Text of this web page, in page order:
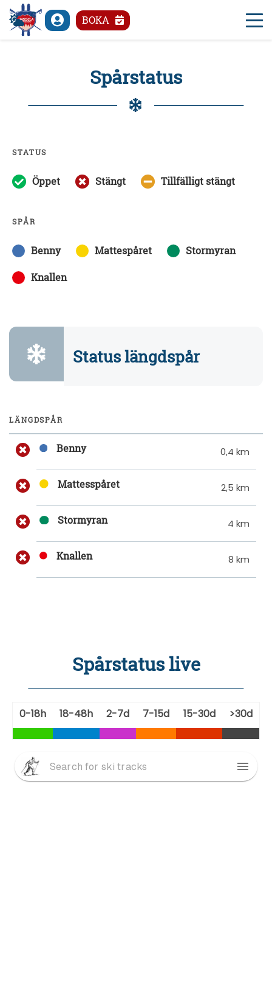
°C BOKA
Spårstatus
STATUS
Öppet Stängt Tillfälligt stängt
SPÅR
Benny Mattespåret
Stormyran
Knallen
Status längdspår
LÄNGDSPÅR
Benny 0,4 km
Mattesspåret 2,5 km
Stormyran 4 km
Knallen 8 km
Spårstatus live
0-18h 18-48h 2-7d 7-15d 15-30d >30d